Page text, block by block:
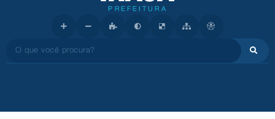
O que você procura?